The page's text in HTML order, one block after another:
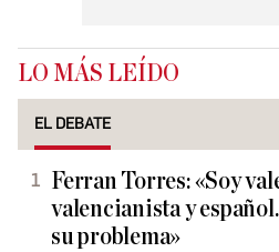
LO MÁS LEÍDO
EL DEBATE
Ferran Torres: «Soy
valencianista y
su problema»